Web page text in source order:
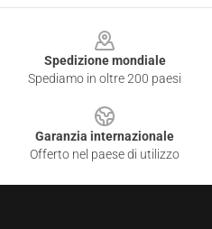
Spedizione mondiale
Spediamo in oltre 200 paesi
Garanzia internazionale
Offerto nel paese di utilizzo